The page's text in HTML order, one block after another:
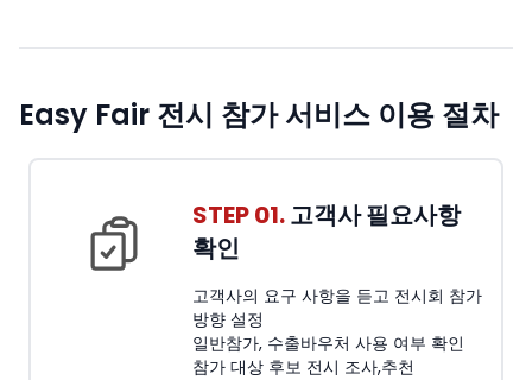
Easy Fair 전시 참가 서비스 이용 절차
STEP 01.고객사 필요사항
확인
고객사의 요구 사항을 듣고 전시회 참가
방향 설정
일반참가, 수출바우처 사용 여부 확인
참가 대상 후보 전시 조사,추천